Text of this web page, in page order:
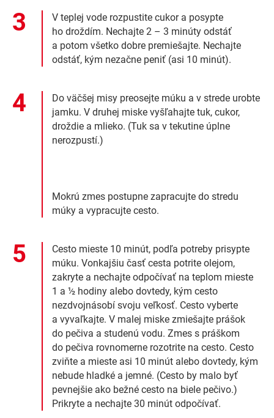
V teplej vode rozpustite cukor a posypte
ho droždím. Nechajte 2 – 3 minúty odstáť
a potom všetko dobre premiešajte. Nechajte
odstáť, kým nezačne peniť (asi 10 minút).
Do väčšej misy preosejte múku a v strede urobte
jamku. V druhej miske vyšľahajte tuk, cukor,
droždie a mlieko. (Tuk sa v tekutine úplne
nerozpustí.)
Mokrú zmes postupne zapracujte do stredu
múky a vypracujte cesto.
Cesto mieste 10 minút, podľa potreby prisypte
múku. Vonkajšiu časť cesta potrite olejom,
zakryte a nechajte odpočívať na teplom mieste
1 a ½ hodiny alebo dovtedy, kým cesto
nezdvojnásobí svoju veľkosť. Cesto vyberte
a vyvaľkajte. V malej miske zmiešajte prášok
do pečiva a studenú vodu. Zmes s práškom
do pečiva rovnomerne rozotrite na cesto. Cesto
zviňte a mieste asi 10 minút alebo dovtedy, kým
nebude hladké a jemné. (Cesto by malo byť
pevnejšie ako bežné cesto na biele pečivo.)
Prikryte a nechajte 30 minút odpočívať.